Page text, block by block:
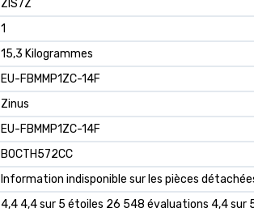
‎ZIS7Z
‎1
‎15,3 Kilogrammes
‎EU-FBMMP1ZC-14F
‎Zinus
‎EU-FBMMP1ZC-14F
‎B0CTH572CC
‎Information indisponible sur les pièces
4,4 4,4 sur 5 étoiles 26 548 évaluations 4,4 sur